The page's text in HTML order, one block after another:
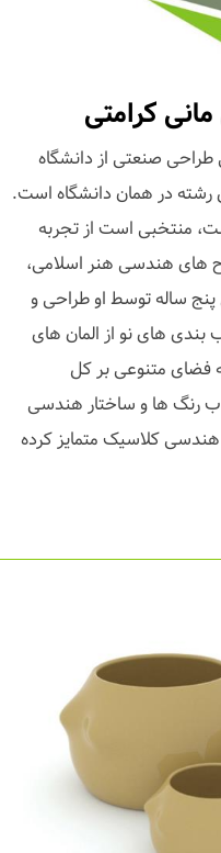
کرامتی
طراحی صنعتی از دانشگاه
رشته در همان دانشگاه است.
منتخبی است از تجربه
های هندسی هنر اسلامی،
پنج ساله توسط او طراحی و
های نو از المان های
متنوعی بر کل
رنگ ها و ساختار هندسی
هندسی کلاسیک متمایز کرده